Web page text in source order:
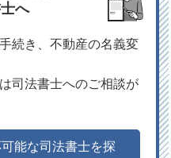
へ
続き、不動産の名義変
司法書士へのご相談が
能な司法書士を探